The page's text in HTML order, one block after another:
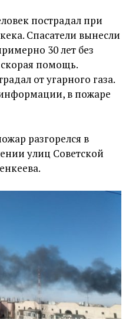
пострадал при
Спасатели вынесли
30 лет без
скорая помощь.
от угарного газа.
в пожаре
разгорелся в
улиц Советской